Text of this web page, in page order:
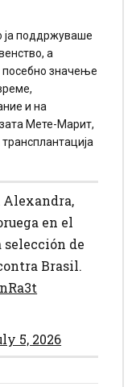
ја поддржуваше
а
посебно значење
и на
Мете-Марит,
Alexandra,
en el
selección de
Brasil.
5, 2026